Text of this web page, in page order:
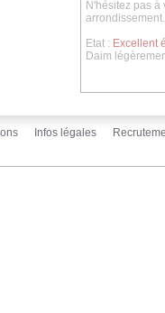
N'hésitez pas
arrondissement.
Etat : Excellent
Daim
Infos légales